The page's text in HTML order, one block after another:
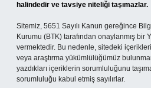
halindedir ve tavsiye niteliği taşımazlar.
Sitemiz, 5651 Sayılı Kanun gereğince
Kurumu (BTK) tarafından onaylanmış bir
vermektedir. Bu nedenle, sitedeki
veya araştırma yükümlülüğümüz
yazdıkları içeriklerin sorumluluğunu
sorumluluğu kabul etmiş sayılırlar.